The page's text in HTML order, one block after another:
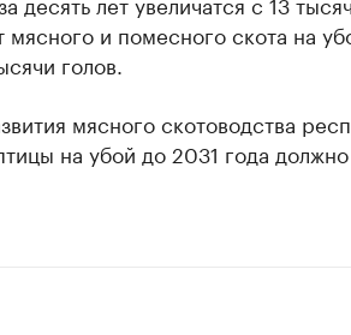
и помесного скота на
голов.
мясного скотоводства
на убой до 2031 года должно